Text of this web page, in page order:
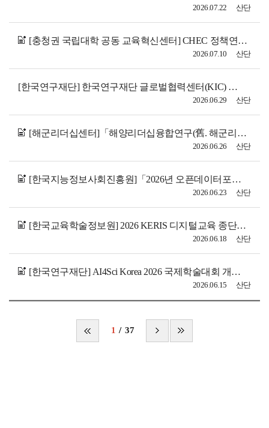
산단
2026.07.22
[충청권 국립대학 공동 교육혁신센터] CHEC 정책연구 재공고 안내
산단
2026.07.10
[한국연구재단] 한국연구재단 글로벌협력센터(KIC) 및 과학기술협력센터 안내
산단
2026.06.29
[해군리더십센터]「해양리더십융합연구(舊. 해군리더십연구)」 제19권 제1호 원고모집 안내
산단
2026.06.26
[한국지능정보사회진흥원]「2026년 오픈데이터포럼(ODF) 공공데이터·AI 활용 리빙랩 프로젝트」과제 공모 관련 협조요청
산단
2026.06.23
[한국교육학술정보원] 2026 KERIS 디지털교육 종단연구 학술대회 개최 및 논문공고 안내
산단
2026.06.18
[한국연구재단] AI4Sci Korea 2026 국제학술대회 개최 안내 및 홍보 요청
산단
2026.06.15
1 37